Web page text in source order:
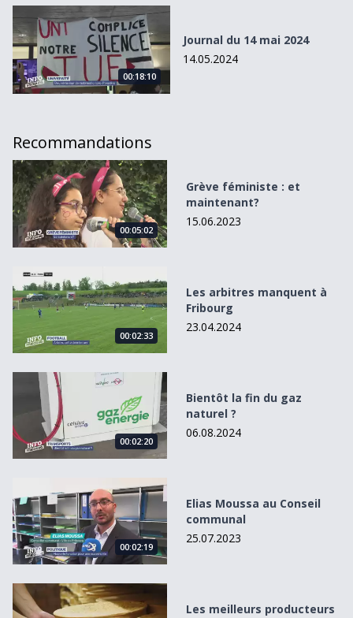
Journal du 14 mai 2024
00:18:10
Journal du 14 mai 2024
14.05.2024
Recommandations
Grève féministe : et maintenant?
00:05:02
Grève féministe : et
maintenant?
15.06.2023
Les arbitres manquent à Fribourg
00:02:33
Les arbitres manquent à
Fribourg
23.04.2024
Bientôt la fin du gaz naturel ?
00:02:20
Bientôt la fin du gaz
naturel ?
06.08.2024
Elias Moussa au Conseil communal
00:02:19
Elias Moussa au Conseil
communal
25.07.2023
Les meilleurs producteurs de vacherins fribourgeois
Les meilleurs producteurs